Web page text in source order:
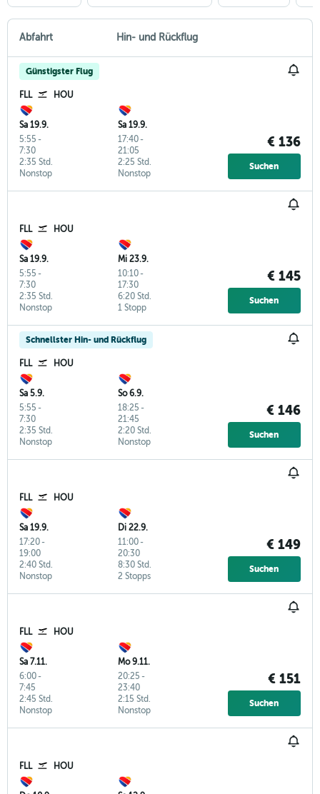
Abfahrt Hin- und Rückflug
Günstigster Flug
FLL HOU
Sa 19.9.
5:55 -
7:30
Nonstop
2:35 Std.
Sa 19.9.
17:40-
21:05
Nonstop
2:25 Std.
€ 136
Suchen
FLL HOU
Sa 19.9.
5:55 -
7:30
Nonstop
2:35 Std.
Mi 23.9.
10:10-
17:30
1 Stopp
6:20 Std.
€ 145
Suchen
Schnellster Hin- und Rückflug
FLL HOU
Sa 5.9.
5:55 -
7:30
Nonstop
2:35 Std.
So 6.9.
18:25 -
21:45
Nonstop
2:20 Std.
€ 146
Suchen
FLL HOU
Sa 19.9.
17:20-
19:00
Nonstop
2:40 Std.
Di 22.9.
11:00-
20:30
2 Stopps
8:30 Std.
€ 149
Suchen
FLL HOU
Sa 7.11.
6:00-
7:45
Nonstop
2:45 Std.
Mo 9.11.
20:25 -
23:40
Nonstop
2:15 Std.
€ 151
Suchen
FLL HOU